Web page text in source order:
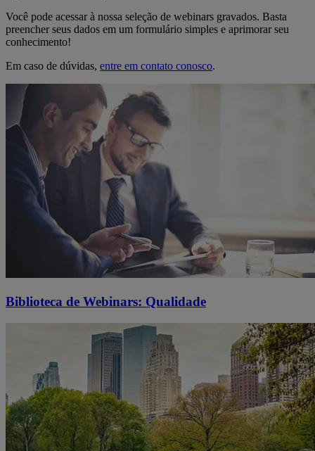
Você pode acessar à nossa seleção de webinars gravados. Basta
preencher seus dados em um formulário simples e aprimorar seu
conhecimento!
Em caso de dúvidas, entre em contato conosco.
Biblioteca de Webinars: Qualidade